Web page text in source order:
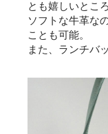
とも嬉しいところ
ソフトな牛革な
ことも可能。
また、ランチバ